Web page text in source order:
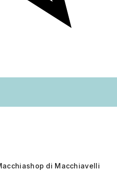
di Macchiavelli